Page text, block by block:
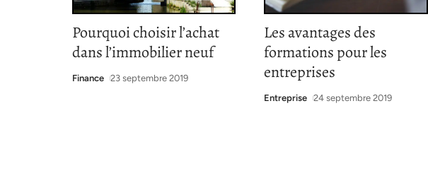
Pourquoi choisir l’achat
dans l’immobilier neuf
Finance 23 septembre 2019
Les avantages des
formations pour les
entreprises
Entreprise 24 septembre 2019